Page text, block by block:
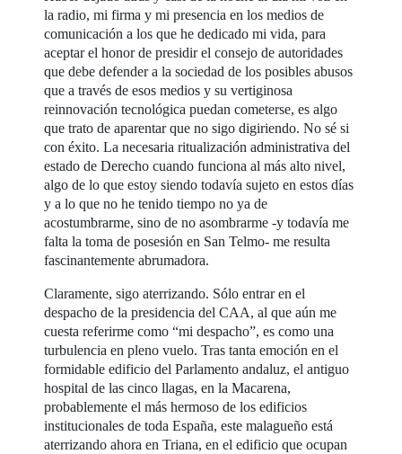
la radio, mi firma y mi presencia en los medios de
comunicación a los que he dedicado mi vida, para
aceptar el honor de presidir el consejo de autoridades
que debe defender a la sociedad de los posibles abusos
que a través de esos medios y su vertiginosa
reinnovación tecnológica puedan cometerse, es algo
que trato de aparentar que no sigo digiriendo. No sé si
con éxito. La necesaria ritualización administrativa del
estado de Derecho cuando funciona al más alto nivel,
algo de lo que estoy siendo todavía sujeto en estos días
y a lo que no he tenido tiempo no ya de
acostumbrarme, sino de no asombrarme -y todavía me
falta la toma de posesión en San Telmo- me resulta
fascinantemente abrumadora.
Claramente, sigo aterrizando. Sólo entrar en el
despacho de la presidencia del CAA, al que aún me
cuesta referirme como “mi despacho”, es como una
turbulencia en pleno vuelo. Tras tanta emoción en el
formidable edificio del Parlamento andaluz, el antiguo
hospital de las cinco llagas, en la Macarena,
probablemente el más hermoso de los edificios
institucionales de toda España, este malagueño está
aterrizando ahora en Triana, en el edificio que ocupan